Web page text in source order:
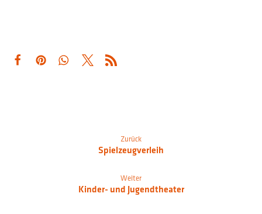
Zurück
Spielzeugverleih
Weiter
Kinder- und Jugendtheater